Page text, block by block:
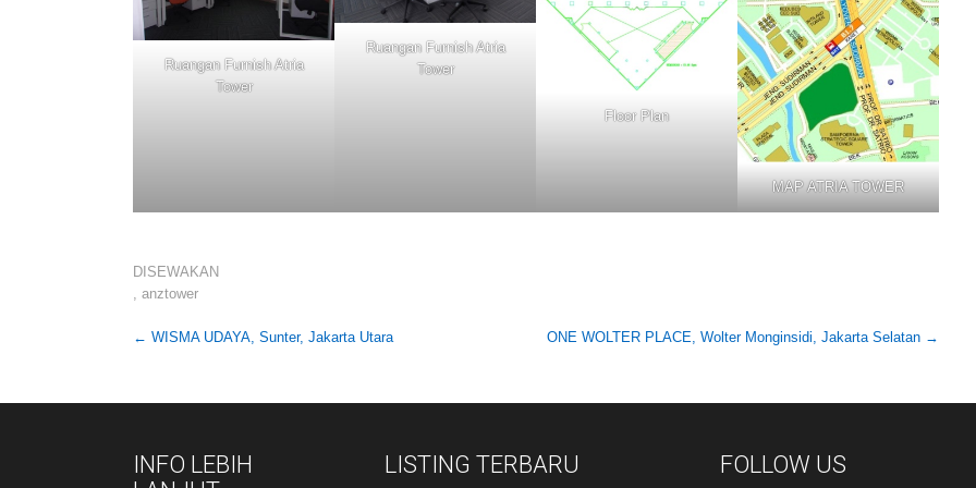
Ruangan Furnish Atria
Tower
Ruangan Furnish Atria
Tower
Floor Plan
MAP ATRIA TOWER
DISEWAKAN
, anztower
Post
← WISMA UDAYA, Sunter, Jakarta Utara ONE WOLTER PLACE, Wolter Monginsidi, Jakarta Selatan →
INFO LEBIH
LISTING TERBARU FOLLOW US